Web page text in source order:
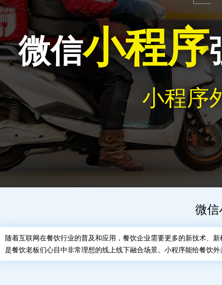
微信小程序
小程序
微信
随着互联网在餐饮行业的普及和应用，餐饮企业需要更多的新技术、
是餐饮老板们心目中非常理想的线上线下融合场景。小程序能给餐饮